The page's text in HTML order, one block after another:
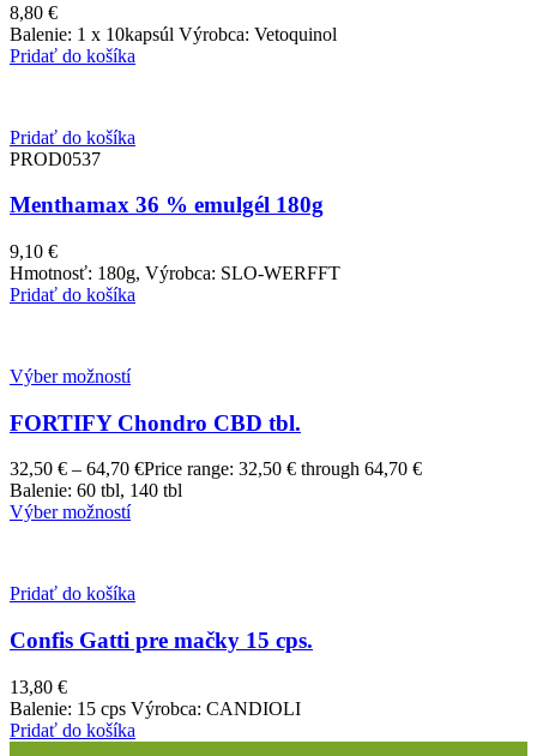
8,80 €
Balenie: 1 x 10kapsúl Výrobca: Vetoquinol
Pridať do košíka
Pridať do košíka
PROD0537
Menthamax 36 % emulgél 180g
9,10 €
Hmotnosť: 180g, Výrobca: SLO-WERFFT
Pridať do košíka
Výber možností
FORTIFY Chondro CBD tbl.
32,50 € – 64,70 €Price range: 32,50 € through 64,70 €
Balenie: 60 tbl, 140 tbl
Výber možností
Pridať do košíka
Confis Gatti pre mačky 15 cps.
13,80 €
Balenie: 15 cps Výrobca: CANDIOLI
Pridať do košíka